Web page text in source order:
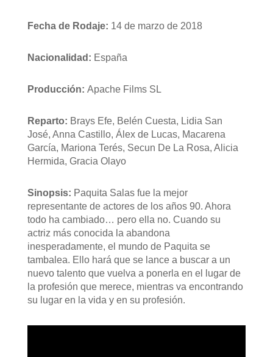
Fecha de Rodaje: 14 de marzo de 2018
Nacionalidad: España
Producción: Apache Films SL
Reparto: Brays Efe, Belén Cuesta, Lidia San
José, Anna Castillo, Álex de Lucas, Macarena
García, Mariona Terés, Secun De La Rosa, Alicia
Hermida, Gracia Olayo
Sinopsis: Paquita Salas fue la mejor
representante de actores de los años 90. Ahora
todo ha cambiado… pero ella no. Cuando su
actriz más conocida la abandona
inesperadamente, el mundo de Paquita se
tambalea. Ello hará que se lance a buscar a un
nuevo talento que vuelva a ponerla en el lugar de
la profesión que merece, mientras va encontrando
su lugar en la vida y en su profesión.